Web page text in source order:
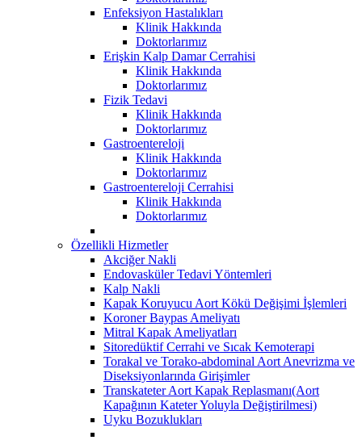
Enfeksiyon Hastalıkları
Klinik Hakkında
Doktorlarımız
Erişkin Kalp Damar Cerrahisi
Klinik Hakkında
Doktorlarımız
Fizik Tedavi
Klinik Hakkında
Doktorlarımız
Gastroentereloji
Klinik Hakkında
Doktorlarımız
Gastroentereloji Cerrahisi
Klinik Hakkında
Doktorlarımız
Özellikli Hizmetler
Akciğer Nakli
Endovasküler Tedavi Yöntemleri
Kalp Nakli
Kapak Koruyucu Aort Kökü Değişimi İşlemleri
Koroner Baypas Ameliyatı
Mitral Kapak Ameliyatları
Sitoredüktif Cerrahi ve Sıcak Kemoterapi
Torakal ve Torako-abdominal Aort Anevrizma ve
Diseksiyonlarında Girişimler
Transkateter Aort Kapak Replasmanı(Aort
Kapağının Kateter Yoluyla Değiştirilmesi)
Uyku Bozuklukları